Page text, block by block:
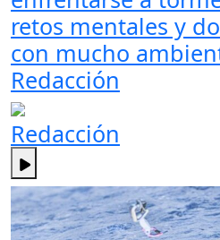
retos mentales y
con mucho
Redacción
Redacción